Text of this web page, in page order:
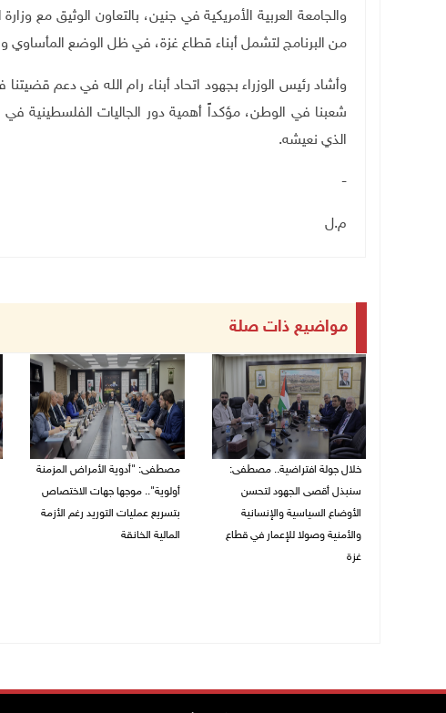
والجامعة العربية الأمريكية في جنين، بالتعاون الوثيق مع
من البرنامج لتشمل أبناء قطاع غزة، في ظل الوضع المأساوي
وأشاد رئيس الوزراء بجهود اتحاد أبناء رام الله في دعم
شعبنا في الوطن، مؤكداً أهمية دور الجاليات
الذي نعيشه.
-
م.ل
مواضيع ذات صلة
خلال جولة افتراضية.. مصطفى:
سنبذل أقصى الجهود لتحسن
الأوضاع السياسية والإنسانية
والأمنية وصولا للإعمار في قطاع
غزة
مصطفى: "أدوية الأمراض المزمنة
أولوية".. موجها جهات الاختصاص
بتسريع عمليات التوريد رغم الأزمة
المالية الخانقة